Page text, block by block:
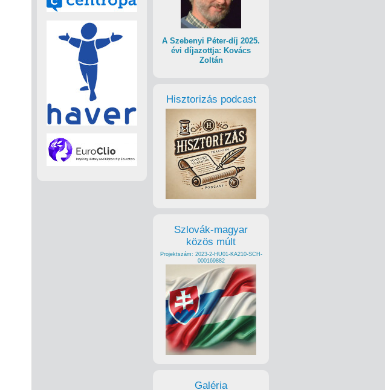
A Szebenyi Péter-díj 2025.
évi díjazottja: Kovács
Zoltán
Hisztorizás podcast
Szlovák-magyar
közös múlt
Projektszám: 2023-2-HU01-KA210-SCH-
000169882
Galéria